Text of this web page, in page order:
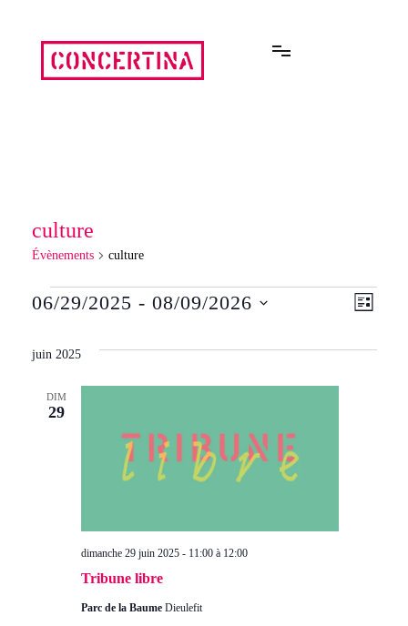
contenu
culture
Évènements culture
Évènements
par
LISTE
06/29/2025 - 08/09/2026
date.
juin 2025
DIM
29
Tribune libre
dimanche 29 juin 2025 - 11:00à 12:00
Parc de la Baume Dieulefit